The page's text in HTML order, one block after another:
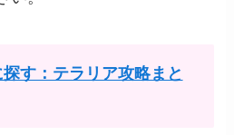
す：テラリア攻略まと